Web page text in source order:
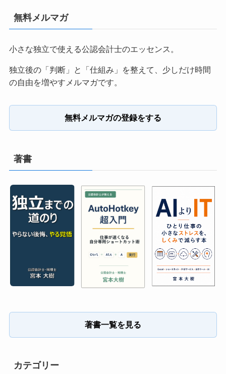
無料メルマガ
小さな独立で使える公認会計士のエッセンス。
独立後の「判断」と「仕組み」を整えて、少しだけ時間
の自由を増やすメルマガです。
無料メルマガの登録をする
著書
著書一覧を見る
カテゴリー